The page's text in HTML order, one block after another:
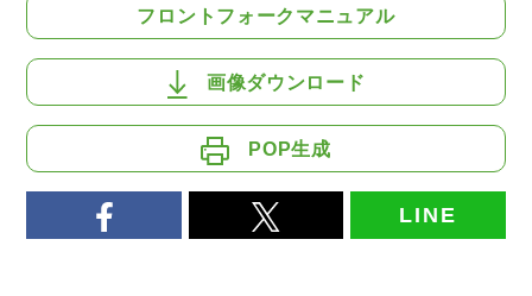
フロントフォークマニュアル
画像ダウンロード
POP生成
LINE